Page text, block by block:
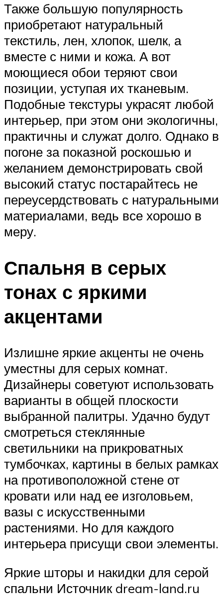
Также большую популярность
приобретают натуральный
текстиль, лен, хлопок, шелк, а
вместе с ними и кожа. А вот
моющиеся обои теряют свои
позиции, уступая их тканевым.
Подобные текстуры украсят любой
интерьер, при этом они экологичны,
практичны и служат долго. Однако в
погоне за показной роскошью и
желанием демонстрировать свой
высокий статус постарайтесь не
переусердствовать с натуральными
материалами, ведь все хорошо в
меру.
Спальня в серых
тонах с яркими
акцентами
Излишне яркие акценты не очень
уместны для серых комнат.
Дизайнеры советуют использовать
варианты в общей плоскости
выбранной палитры. Удачно будут
смотреться стеклянные
светильники на прикроватных
тумбочках, картины в белых рамках
на противоположной стене от
кровати или над ее изголовьем,
вазы с искусственными
растениями. Но для каждого
интерьера присущи свои элементы.
Яркие шторы и накидки для серой
спальни Источник dream-land.ru